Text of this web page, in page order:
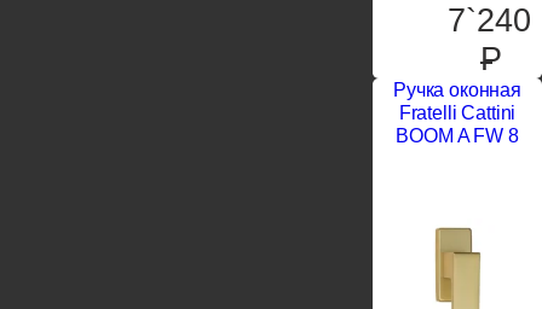
7`240
P
Ручка оконная
Fratelli Cattini
BOOM A FW 8